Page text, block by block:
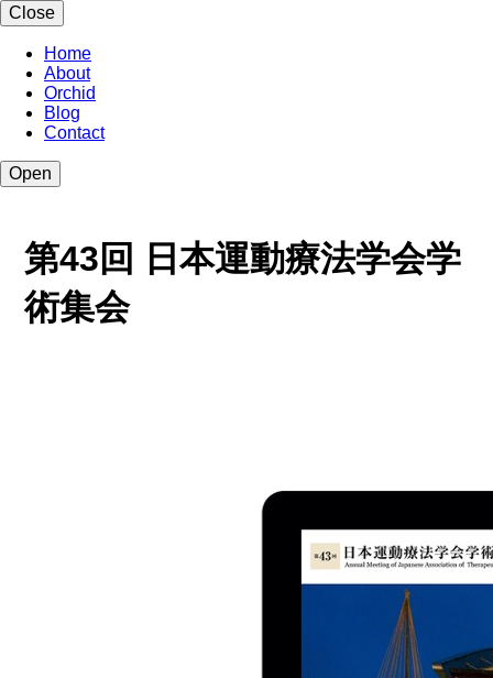
Close
Home
About
Orchid
Blog
Contact
Open
第43回 日本運動療法学会学
術集会